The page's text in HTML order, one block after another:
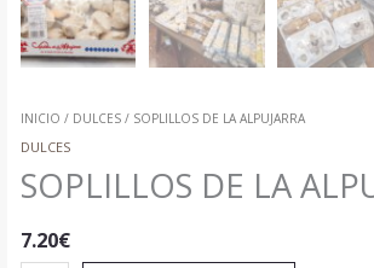
INICIO / DULCES/ SOPLILLOS DE LA ALPUJARRA
DULCES
SOPLILLOS DE LA
7.20€